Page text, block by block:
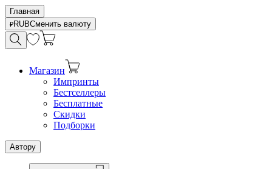
Главная
RUBСменить валюту
Магазин
Импринты
Бестселлеры
Бесплатные
Скидки
Подборки
Автору